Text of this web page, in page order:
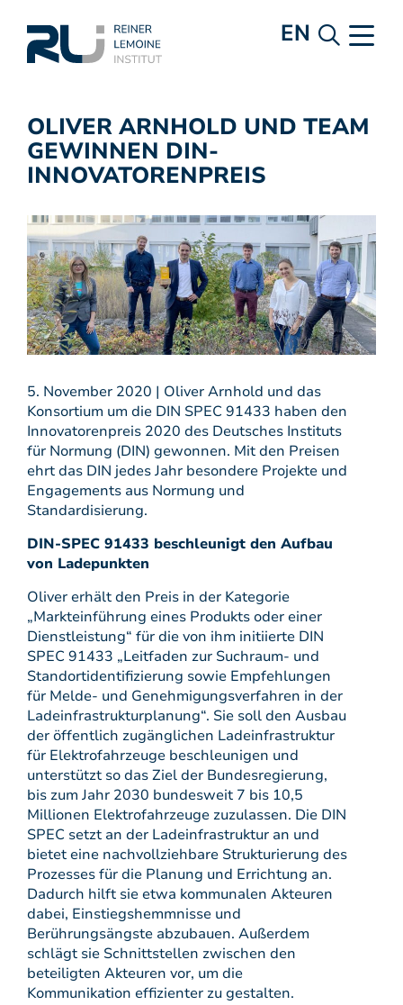
EN
OLIVER ARNHOLD UND TEAM
GEWINNEN DIN-
INNOVATORENPREIS
5. November 2020 | Oliver Arnhold und das
Konsortium um die DIN SPEC 91433 haben den
Innovatorenpreis 2020 des Deutsches Instituts
für Normung (DIN) gewonnen. Mit den Preisen
ehrt das DIN jedes Jahr besondere Projekte und
Engagements aus Normung und
Standardisierung.
DIN-SPEC 91433 beschleunigt den Aufbau
von Ladepunkten
Oliver erhält den Preis in der Kategorie
„Markteinführung eines Produkts oder einer
Dienstleistung“ für die von ihm initiierte DIN
SPEC 91433 „Leitfaden zur Suchraum- und
Standortidentifizierung sowie Empfehlungen
für Melde- und Genehmigungsverfahren in der
Ladeinfrastrukturplanung“. Sie soll den Ausbau
der öffentlich zugänglichen Ladeinfrastruktur
für Elektrofahrzeuge beschleunigen und
unterstützt so das Ziel der Bundesregierung,
bis zum Jahr 2030 bundesweit 7 bis 10,5
Millionen Elektrofahrzeuge zuzulassen. Die DIN
SPEC setzt an der Ladeinfrastruktur an und
bietet eine nachvollziehbare Strukturierung des
Prozesses für die Planung und Errichtung an.
Dadurch hilft sie etwa kommunalen Akteuren
dabei, Einstiegshemmnisse und
Berührungsängste abzubauen. Außerdem
schlägt sie Schnittstellen zwischen den
beteiligten Akteuren vor, um die
Kommunikation effizienter zu gestalten.